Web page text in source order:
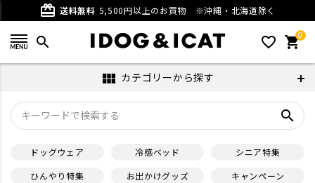
card_giftcard 送料無料 5,500円以上のお買物 ※沖縄・北海道除く
search favorite_outline 0
shopping_cart
view_module カテゴリーから探す
search
ドッグウェア 冷感ベッド
シニア特集
ひんやり特集
お出かけグッズ キャンペーン